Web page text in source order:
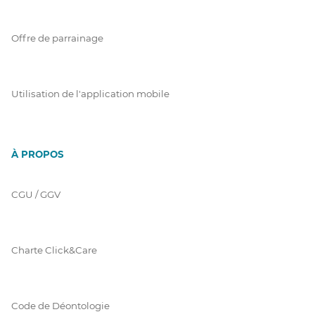
Offre de parrainage
Utilisation de l'application mobile
À PROPOS
CGU / GGV
Charte Click&Care
Code de Déontologie